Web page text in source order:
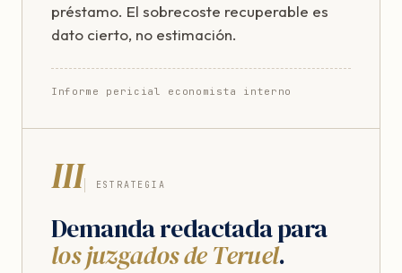
préstamo. El sobrecoste recuperable es
dato cierto, no estimación.
Informe pericial economista interno
III ESTRATEGIA
Demanda redactada para
los juzgados de Teruel.